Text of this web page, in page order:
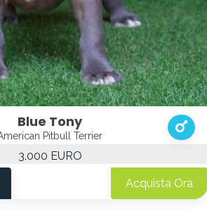
Blue Tony
Pitbull Terrier
3.000 EURO
Acquista Ora